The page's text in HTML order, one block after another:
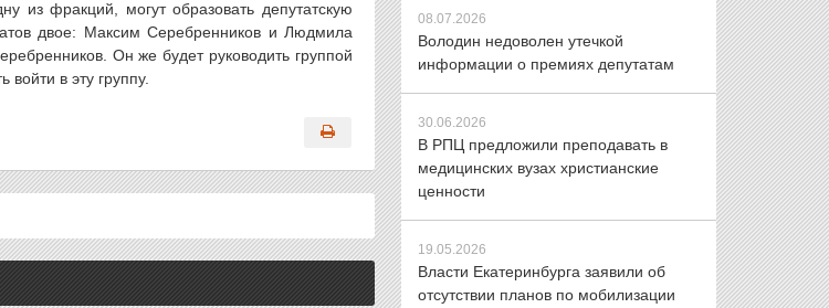
из фракций, могут образовать депутатскую
двое: Максим Серебренников и Людмила
Он же будет руководить группой
в эту группу.
08.07.2026
Володин недоволен утечкой
информации о премиях депутатам
30.06.2026
В РПЦ предложили преподавать в
медицинских вузах христианские
ценности
19.05.2026
Власти Екатеринбурга заявили об
отсутствии планов по мобилизации